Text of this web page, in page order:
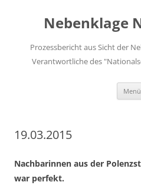
springenNebenklage
Prozessbericht aus Sicht der
Verantwortliche des
Menü
19.03.2015
Nachbarinnen aus der
war perfekt.